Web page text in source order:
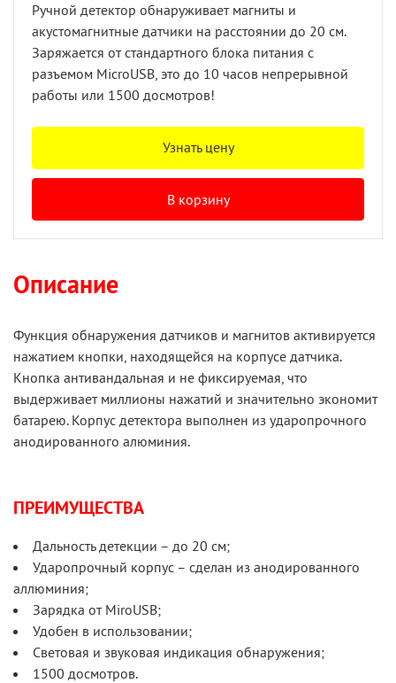
Ручной детектор обнаруживает магниты и
акустомагнитные датчики на расстоянии до 20 см.
Заряжается от стандартного блока питания с
разъемом MicroUSB, это до 10 часов непрерывной
работы или 1500 досмотров!
Узнать цену
В корзину
Описание
Функция обнаружения датчиков и магнитов активируется
нажатием кнопки, находящейся на корпусе датчика.
Кнопка антивандальная и не фиксируемая, что
выдерживает миллионы нажатий и значительно экономит
батарею. Корпус детектора выполнен из ударопрочного
анодированного алюминия.
ПРЕИМУЩЕСТВА
Дальность детекции – до 20 см;
Ударопрочный корпус – сделан из анодированного
аллюминия;
Зарядка от MiroUSB;
Удобен в использовании;
Световая и звуковая индикация обнаружения;
1500 досмотров.